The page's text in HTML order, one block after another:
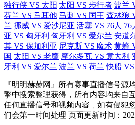
独行侠 VS 太阳 太阳 VS 步行者 波兰
芬兰 VS 马耳他 马刺 VS 国王 森林狼
兰 挪威 VS 爱沙尼亚 活塞 VS 76人 76
亚 VS 匈牙利 匈牙利 VS 爱尔兰 安道
其 VS 保加利亚 尼克斯 VS 魔术 黄蜂
国 太阳 VS 老鹰 摩尔多瓦 VS 意大利
牙利 VS 爱尔兰 波兰 VS 荷兰 快船
『明明赫赫网』所有赛事直播信号源
擎中搜索整理获得，所有内容均来自
任何直播信号和视频内容，如有侵犯
们会第一时间处理 页面更新时间：